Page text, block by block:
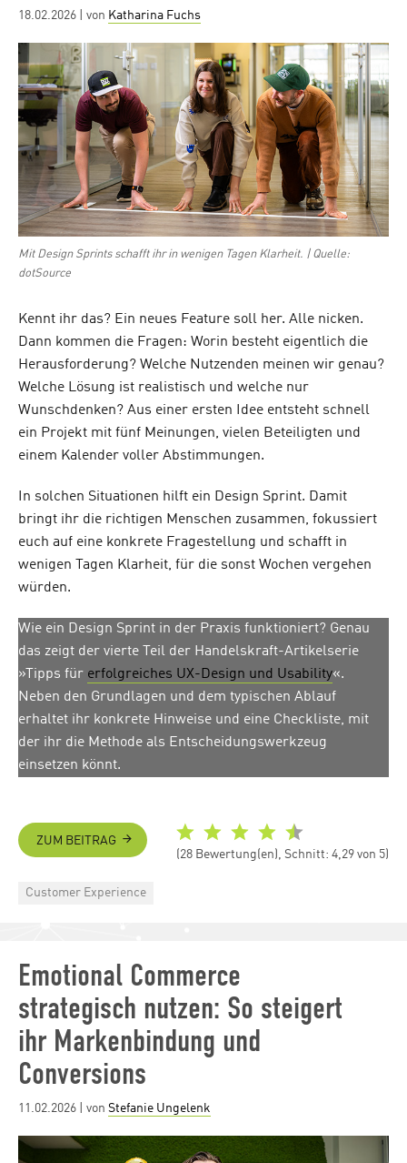
Posted
18.02.2026 | von Katharina Fuchs
Mit Design Sprints schafft ihr in wenigen Tagen Klarheit. | Quelle:
dotSource
Kennt ihr das? Ein neues Feature soll her. Alle nicken.
Dann kommen die Fragen: Worin besteht eigentlich die
Herausforderung? Welche Nutzenden meinen wir genau?
Welche Lösung ist realistisch und welche nur
Wunschdenken? Aus einer ersten Idee entsteht schnell
ein Projekt mit fünf Meinungen, vielen Beteiligten und
einem Kalender voller Abstimmungen.
In solchen Situationen hilft ein Design Sprint. Damit
bringt ihr die richtigen Menschen zusammen, fokussiert
euch auf eine konkrete Fragestellung und schafft in
wenigen Tagen Klarheit, für die sonst Wochen vergehen
würden.
Wie ein Design Sprint in der Praxis funktioniert? Genau
das zeigt der vierte Teil der Handelskraft-Artikelserie
»Tipps für erfolgreiches UX-Design und Usability«.
Neben den Grundlagen und dem typischen Ablauf
erhaltet ihr konkrete Hinweise und eine Checkliste, mit
der ihr die Methode als Entscheidungswerkzeug
einsetzen könnt.
ZUM BEITRAG
(28 Bewertung(en), Schnitt: 4,29 von 5)
Categories
Customer Experience
Emotional Commerce
strategisch nutzen: So steigert
ihr Markenbindung und
Conversions
Posted
11.02.2026 | von Stefanie Ungelenk